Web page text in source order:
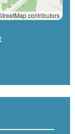
contributors